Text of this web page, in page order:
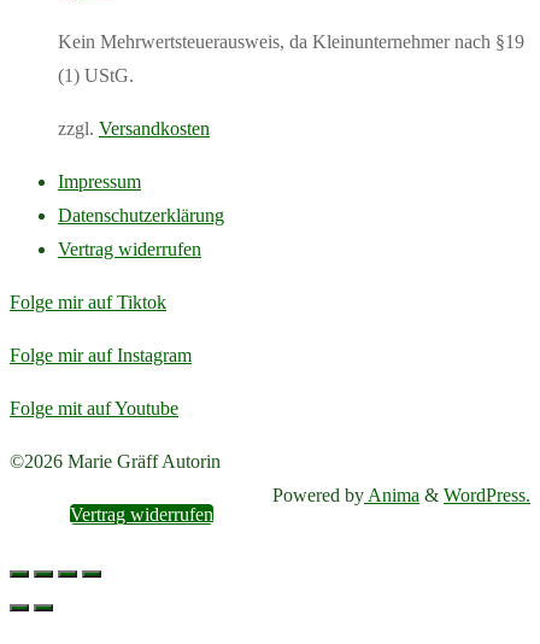
auf
der
werden
Kein Mehrwertsteuerausweis, da Kleinunternehmer nach §19
(1) UStG.
zzgl. Versandkosten
Dieses
Produkt
weist
Varianten
auf.
Optionen
können
der
Impressum
Datenschutzerklärung
Vertrag widerrufen
Folge mir auf Tiktok
Folge mir auf Instagram
Folge mit auf Youtube
Back
©2026 Marie Gräff Autorin
Powered by Anima & WordPress.
Vertrag widerrufen